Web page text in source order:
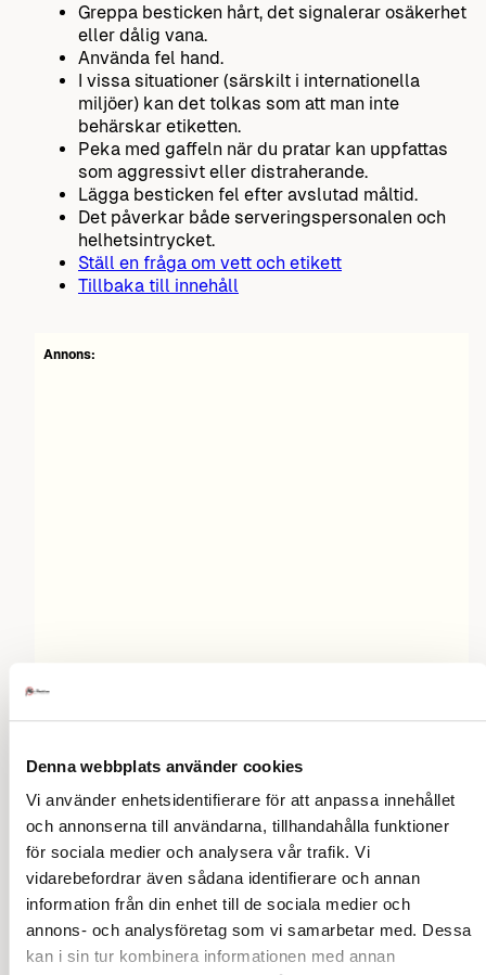
Denna webbplats använder cookies
Vi använder enhetsidentifierare för att anpassa innehållet
och annonserna till användarna, tillhandahålla funktioner
för sociala medier och analysera vår trafik. Vi
vidarebefordrar även sådana identifierare och annan
information från din enhet till de sociala medier och
annons- och analysföretag som vi samarbetar med. Dessa
kan i sin tur kombinera informationen med annan
Greppa besticken hårt, det signalerar osäkerhet
eller dålig vana.
Använda fel hand.
I vissa situationer (särskilt i internationella
miljöer) kan det tolkas som att man inte
behärskar etiketten.
Peka med gaffeln när du pratar kan uppfattas
som aggressivt eller distraherande.
Lägga besticken fel efter avslutad måltid.
Det påverkar både serveringspersonalen och
helhetsintrycket.
Ställ en fråga om vett och etikett
Tillbaka till innehåll
Annons:
Andra saker att tänka på